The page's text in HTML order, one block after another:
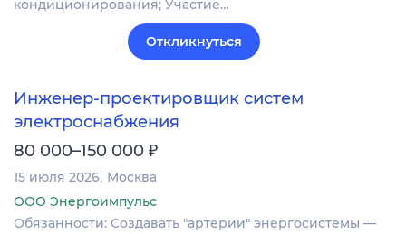
кондиционирования; Участие…
Откликнуться
Инженер-проектировщик систем
электроснабжения
80 000–150 000 ₽
15 июля 2026 Москва
ООО Энергоимпульс
Обязанности: Создавать "артерии" энергосистемы —